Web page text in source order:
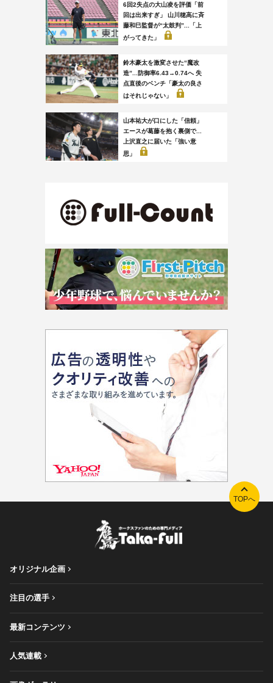
6回2失点の大山凌を評価「前
回は出来すぎ」 山川穂高に斉
藤和巳監督が“太鼓判”...「上
がってきた」
鈴木豪太を激変させた“魔改
造”...防御率6.43→0.74へ 失
点直後のベンチ「豪太の良さ
はそれじゃない」
山本祐大が口にした「信頼」
エースが葛藤を抱く裏側で...
上沢直之に届いた「強い意
思」
TOPへ
オリジナル企画
注目の選手
最新コンテンツ
人気連載